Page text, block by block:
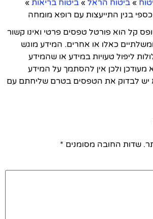
» ביטוח הראל » ביטוח בריאות »
בגין התייעצות עם רופא מומחה
קל הוא פורטל טפסים פרטי ואינו קשור
כאלו או אחרים. המידע מוגש
ליפול טעויות במידע או שהמידע
מעודכן ולכן אין להסתמך על המידע
יש לבדוק את הטפסים בטרם שליחתם עם
שדות החובה מסומנים *